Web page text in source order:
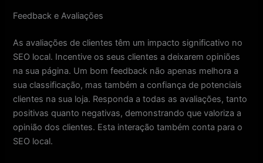
Feedback e Avaliações
As avaliações de clientes têm um impacto significativo no
SEO local. Incentive os seus clientes a deixarem opiniões
na sua página. Um bom feedback não apenas melhora a
sua classificação, mas também a confiança de potenciais
clientes na sua loja. Responda a todas as avaliações, tanto
positivas quanto negativas, demonstrando que valoriza a
opinião dos clientes. Esta interação também conta para o
SEO local.